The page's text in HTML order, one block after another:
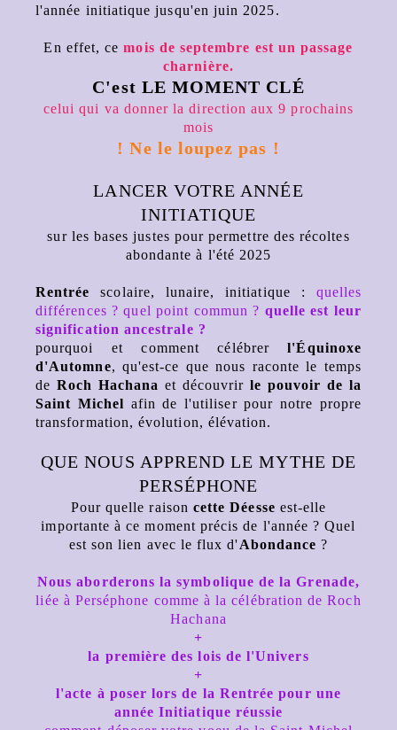
l'année initiatique jusqu'en juin 2025.
En effet, ce mois de septembre est un passage
charnière.
C'est LE MOMENT CLÉ
celui qui va donner la direction aux 9 prochains
mois
! Ne le loupez pas !
LANCER VOTRE ANNÉE
INITIATIQUE
sur les bases justes pour permettre des récoltes
abondante à l'été 2025
Rentrée scolaire, lunaire, initiatique :
quelles
différences ? quel point commun ? quelle est leur
signification ancestrale ?
pourquoi et comment célébrerl'Équinoxe
d'Automne, qu'est-ce que nous raconte le temps
de Roch Hachana et découvrirle pouvoir de la
Saint Michel afin de l'utiliser pour notre propre
transformation, évolution, élévation.
QUE NOUS APPREND LE MYTHE DE
PERSÉPHONE
Pour quelle raison cette Déesse est-elle
importante à ce moment précis de l'année ? Quel
est son lien avec le flux d'Abondance ?
Nous aborderons la symbolique de la Grenade,
liée à Perséphone comme à la célébration de Roch
Hachana
+
la première des lois de l'Univers
+
l'acte à poser lors de la Rentrée pour une
année Initiatique réussie